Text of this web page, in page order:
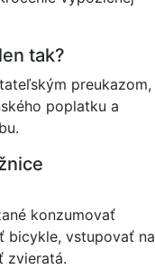
tak?
preukazom,
poplatku a
konzumovať
bicykle, vstupovať na
zvieratá.